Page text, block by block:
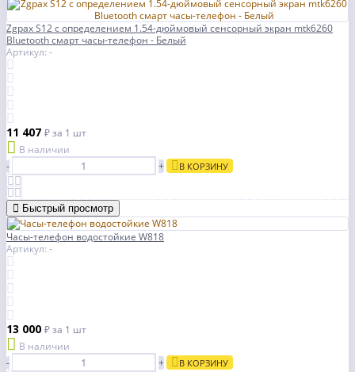
Zgpax S12 с определением 1.54-дюймовый сенсорный экран mtk6260
Bluetooth смарт часы-телефон - Белый
Артикул: -
11 407 ₽за 1 шт
В наличии
-
+ В КОРЗИНУ
Быстрый просмотр
Часы-телефон водостойкие W818
Артикул: -
13 000 ₽за 1 шт
В наличии
-
+ В КОРЗИНУ